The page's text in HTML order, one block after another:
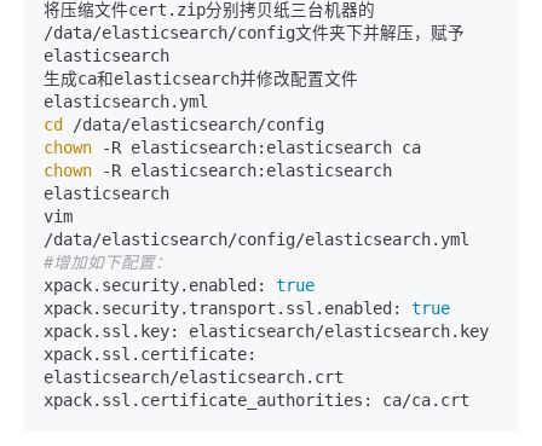
将压缩文件cert.zip分别拷贝纸三台机器的
/data/elasticsearch/config文件夹下并解压，赋予
elasticsearch
生成ca和elasticsearch并修改配置文件
cd
chown
chown -R elasticsearch:elasticsearch
elasticsearch
vim
#增加如下配置：
xpack.security.enabled: true
xpack.security.transport.ssl.enabled: true
xpack.ssl.key: elasticsearch/elasticsearch.key
xpack.ssl.certificate:
elasticsearch/elasticsearch.crt
xpack.ssl.certificate_authorities: ca/ca.crt